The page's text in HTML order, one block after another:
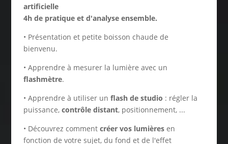
artificielle
4h de pratique et d'analyse ensemble.
• Présentation et petite boisson chaude de
bienvenu.
• Apprendre à mesurer la lumière avec un
flashmètre.
• Apprendre à utiliser un flash de studio : régler la
puissance, contrôle distant, positionnement, ...
• Découvrez comment créer vos lumières en
fonction de votre sujet, du fond et de l'effet